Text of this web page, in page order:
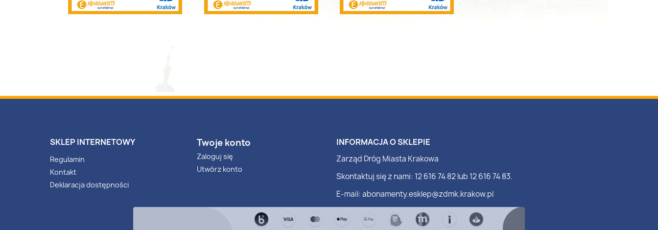
SKLEP INTERNETOWY
Regulamin
Kontakt
Deklaracja dostępności
Twoje konto
Zaloguj się
Utwórz konto
INFORMACJA O SKLEPIE
Zarząd Dróg Miasta Krakowa
Skontaktuj się z nami: 12 616 74 82 lub 12 616 74 83.
E-mail: abonamenty.esklep@zdmk.krakow.pl